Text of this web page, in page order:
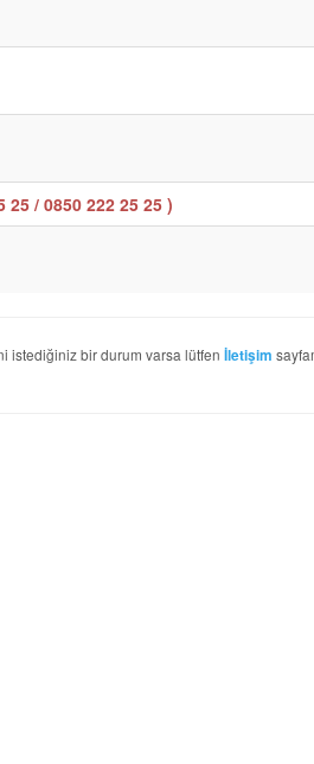
25 / 0850 222 25 25 )
istediğiniz bir durum varsa lütfen İletişim